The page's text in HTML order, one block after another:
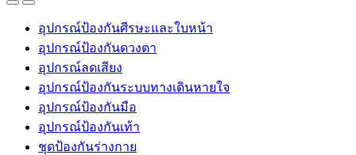
อุปกรณ์ป้องกันศีรษะและใบหน้า
อุปกรณ์ป้องกันดวงตา
อุปกรณ์ลดเสียง
อุปกรณ์ป้องกันระบบทางเดินหายใจ
อุปกรณ์ป้องกันมือ
อุปกรณ์ป้องกันเท้า
ชุดป้องกันร่างกาย